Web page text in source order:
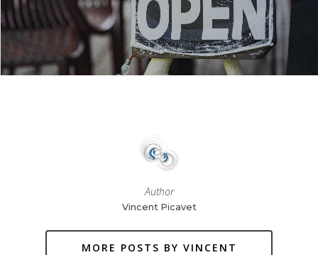
Author
Vincent Picavet
MORE POSTS BY VINCENT